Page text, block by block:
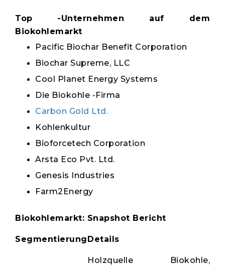
Top -Unternehmen auf dem
Biokohlemarkt
Pacific Biochar Benefit Corporation
Biochar Supreme, LLC
Cool Planet Energy Systems
Die Biokohle -Firma
Carbon Gold Ltd.
Kohlenkultur
Bioforcetech Corporation
Arsta Eco Pvt. Ltd.
Genesis Industries
Farm2Energy
Biokohlemarkt: Snapshot Bericht
SegmentierungDetails
Holzquelle Biokohle,